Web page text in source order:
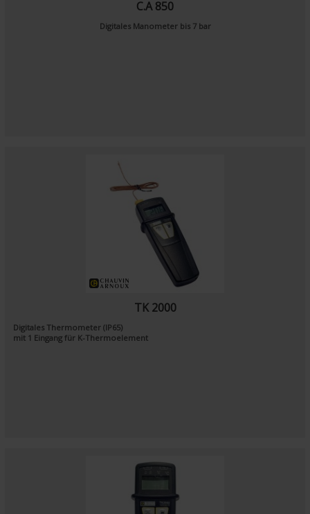
C.A 850
Digitales Manometer bis 7 bar
TK 2000
Digitales Thermometer (IP65)
mit 1 Eingang für K-Thermoelement